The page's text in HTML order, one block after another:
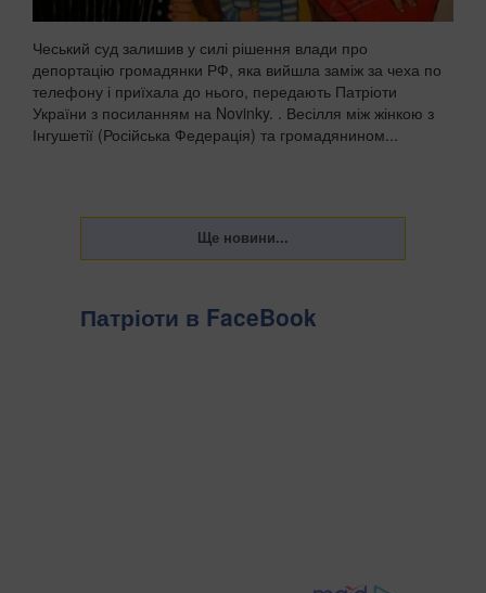
Чеський суд залишив у силі рішення влади про
депортацію громадянки РФ, яка вийшла заміж за чеха по
телефону і приїхала до нього, передають Патріоти
України з посиланням на Novinky. . Весілля між жінкою з
Інгушетії (Російська Федерація) та громадянином...
Патріоти в FaceBook